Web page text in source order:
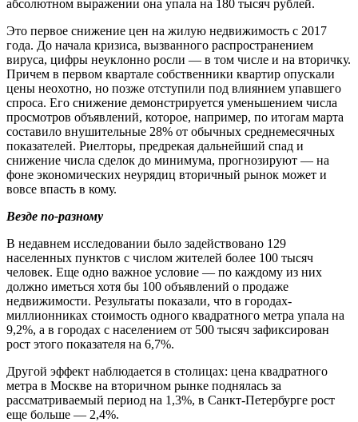
абсолютном выражении она упала на 180 тысяч рублей.
Это первое снижение цен на жилую недвижимость с 2017
года. До начала кризиса, вызванного распространением
вируса, цифры неуклонно росли — в том числе и на вторичку.
Причем в первом квартале собственники квартир опускали
цены неохотно, но позже отступили под влиянием упавшего
спроса. Его снижение демонстрируется уменьшением числа
просмотров объявлений, которое, например, по итогам марта
составило внушительные 28% от обычных среднемесячных
показателей. Риелторы, предрекая дальнейший спад и
снижение числа сделок до минимума, прогнозируют — на
фоне экономических неурядиц вторичный рынок может и
вовсе впасть в кому.
Везде по-разному
В недавнем исследовании было задействовано 129
населенных пунктов с числом жителей более 100 тысяч
человек. Еще одно важное условие — по каждому из них
должно иметься хотя бы 100 объявлений о продаже
недвижимости. Результаты показали, что в городах-
миллионниках стоимость одного квадратного метра упала на
9,2%, а в городах с населением от 500 тысяч зафиксирован
рост этого показателя на 6,7%.
Другой эффект наблюдается в столицах: цена квадратного
метра в Москве на вторичном рынке поднялась за
рассматриваемый период на 1,3%, в Санкт-Петербурге рост
еще больше — 2,4%.